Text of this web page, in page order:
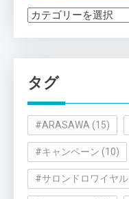
カ
ー
タグ
#ARASAWA (15)
#キャンペーン (10)
#サロンドロワイヤル